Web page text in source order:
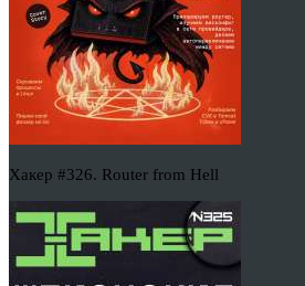
Хакер #326. Router from Hell